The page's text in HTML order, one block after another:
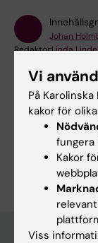
Johan
Redaktör:Linda
Dela
Vi
På
kakor för
fungera
Kakor
Viss